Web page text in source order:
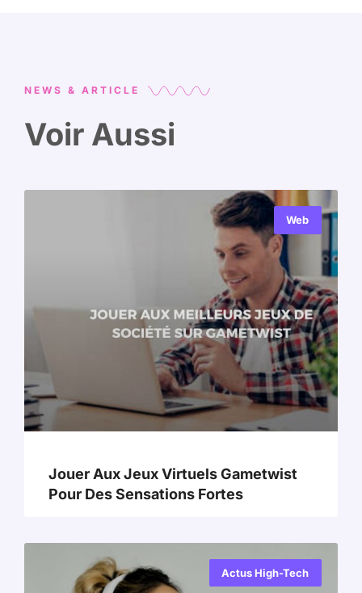
NEWS & ARTICLE
Voir Aussi
Web
Jouer Aux Jeux Virtuels Gametwist
Pour Des Sensations Fortes
Actus High-Tech